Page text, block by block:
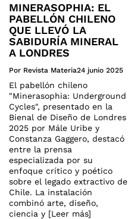
MINERASOPHIA: EL
PABELLÓN CHILENO
QUE LLEVÓ LA
SABIDURÍA MINERAL
A LONDRES
Por Revista Materia24 junio 2025
El pabellón chileno
"Minerasophia: Underground
Cycles", presentado en la
Bienal de Diseño de Londres
2025 por Mále Uribe y
Constanza Gaggero, destacó
entre la prensa
especializada por su
enfoque crítico y poético
sobre el legado extractivo de
Chile. La instalación
combinó arte, diseño,
ciencia y [Leer más]